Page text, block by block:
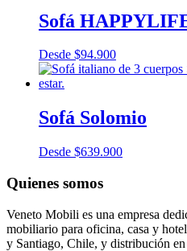
Sofá
Desde $94.900
Sofá Solomio
Desde $639.900
Quienes somos
Veneto Mobili es una empresa
mobiliario para oficina, casa y
y Santiago, Chile, y distribución